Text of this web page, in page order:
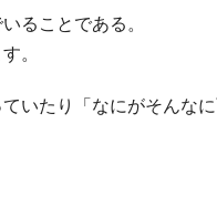
ることである。
。
いたり「なにがそんな